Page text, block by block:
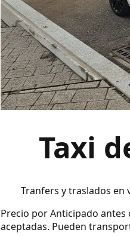
Taxi
Tranfers y traslados en
Precio por Anticipado antes
aceptadas. Pueden